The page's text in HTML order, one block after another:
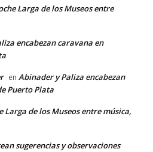
Larga de los Museos entre
encabezan caravana en
en Abinader y Paliza encabezan
Puerto Plata
Larga de los Museos entre música,
sugerencias y observaciones